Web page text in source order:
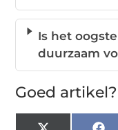
Is het
duurzaam
Goed